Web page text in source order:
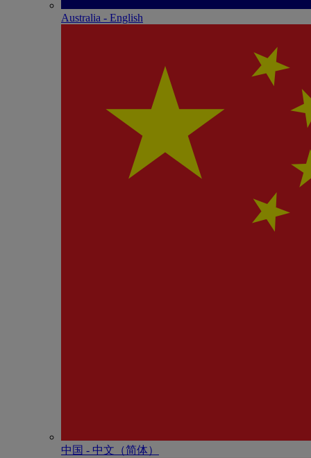
Australia - English
中国 - 中⽂（简体）